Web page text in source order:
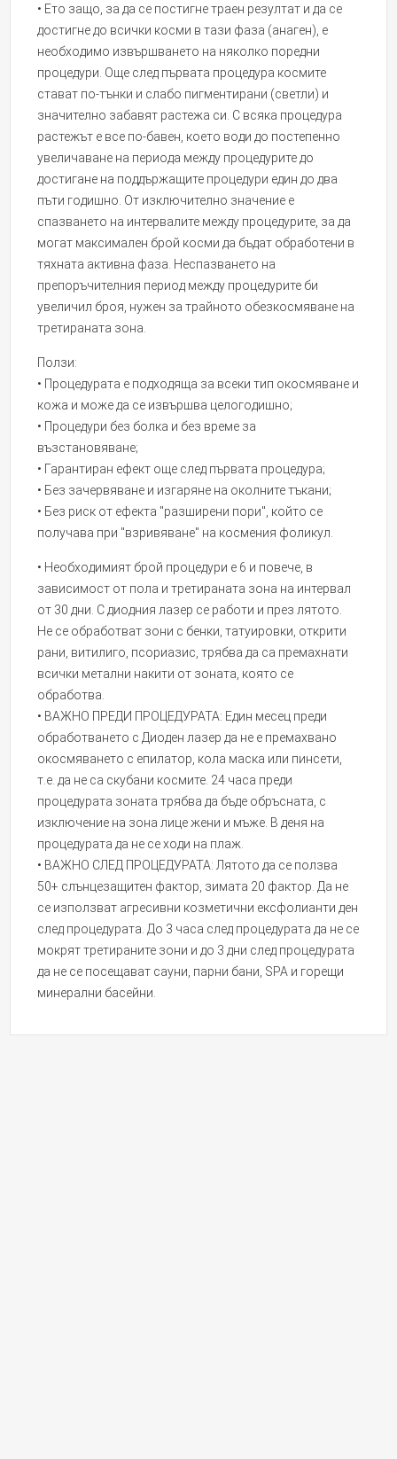
• Ето защо, за да се постигне траен резултат и да се
достигне до всички косми в тази фаза (анаген), е
необходимо извършването на няколко поредни
процедури. Още след първата процедура космите
стават по-тънки и слабо пигментирани (светли) и
значително забавят растежа си. С всяка процедура
растежът е все по-бавен, което води до постепенно
увеличаване на периода между процедурите до
достигане на поддържащите процедури един до два
пъти годишно. От изключително значение е
спазването на интервалите между процедурите, за да
могат максимален брой косми да бъдат обработени в
тяхната активна фаза. Неспазването на
препоръчителния период между процедурите би
увеличил броя, нужен за трайното обезкосмяване на
третираната зона.
Ползи:
• Процедурата е подходяща за всеки тип окосмяване и
кожа и може да се извършва целогодишно;
• Процедури без болка и без време за
възстановяване;
• Гарантиран ефект още след първата процедура;
• Без зачервяване и изгаряне на околните тъкани;
• Без риск от ефекта "разширени пори", който се
получава при "взривяване" на космения фоликул.
• Необходимият брой процедури е 6 и повече, в
зависимост от пола и третираната зона на интервал
от 30 дни. С диодния лазер се работи и през лятото.
Не се обработват зони с бенки, татуировки, открити
рани, витилиго, псориазис, трябва да са премахнати
всички метални накити от зоната, която се
обработва.
• ВАЖНО ПРЕДИ ПРОЦЕДУРАТА: Един месец преди
обработването с Диоден лазер да не е премахвано
окосмяването с епилатор, кола маска или пинсети,
т.е. да не са скубани космите. 24 часа преди
процедурата зоната трябва да бъде обръсната, с
изключение на зона лице жени и мъже. В деня на
процедурата да не се ходи на плаж.
• ВАЖНО СЛЕД ПРОЦЕДУРАТА: Лятото да се ползва
50+ слънцезащитен фактор, зимата 20 фактор. Да не
се използват агресивни козметични ексфолианти ден
след процедурата. До 3 часа след процедурата да не се
мокрят третираните зони и до 3 дни след процедурата
да не се посещават сауни, парни бани, SPA и горещи
минерални басейни.